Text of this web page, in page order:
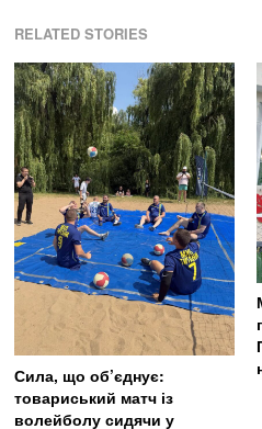
RELATED STORIES
Сила, що об’єднує:
товариський матч із
волейболу сидячи у